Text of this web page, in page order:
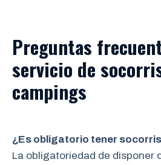
Preguntas
servicio de
campings
¿Es obligatorio tener
La obligatoriedad de disponer